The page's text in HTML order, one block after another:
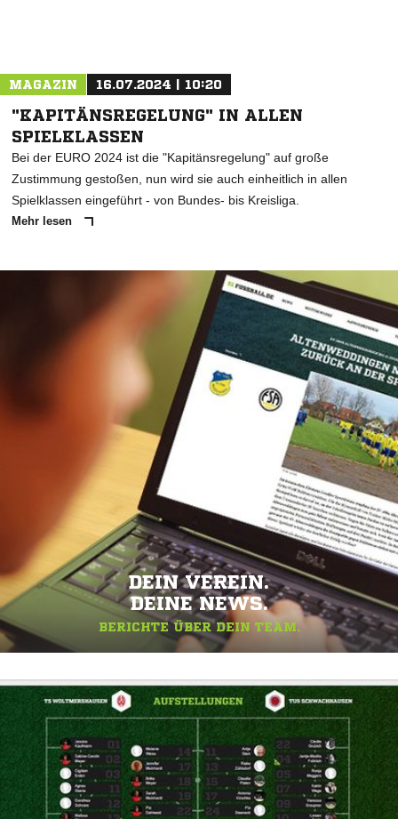
MAGAZIN 16.07.2024 | 10:20
"KAPITÄNSREGELUNG" IN ALLEN
SPIELKLASSEN
Bei der EURO 2024 ist die "Kapitänsregelung" auf große
Zustimmung gestoßen, nun wird sie auch einheitlich in allen
Spielklassen eingeführt - von Bundes- bis Kreisliga.
Mehr lesen
DEIN VEREIN.
DEINE NEWS.
BERICHTE ÜBER DEIN TEAM.